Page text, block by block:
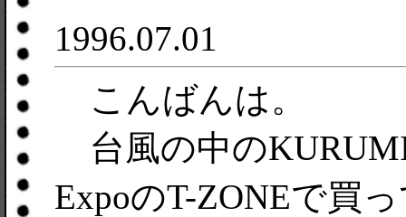
1996.07.01
こんばんは。
台風の中の
ExpoのT-ZONEで買